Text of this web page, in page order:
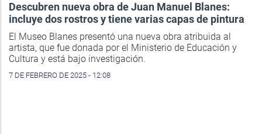
Descubren nueva obra de Juan Manuel Blanes:
incluye dos rostros y tiene varias capas de pintura
El Museo Blanes presentó una nueva obra atribuida al
artista, que fue donada por el Ministerio de Educación y
Cultura y está bajo investigación.
7 DE FEBRERO DE 2025 - 12:08